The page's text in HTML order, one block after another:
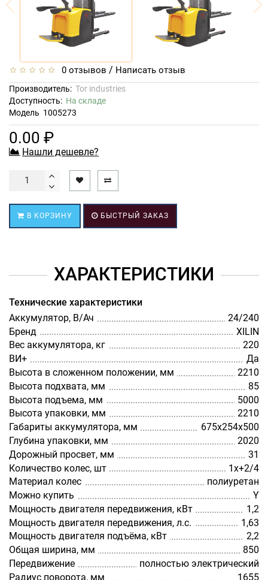
0 отзывов / Написать отзыв
Производитель: Tor industries
Доступность: На складе
Модель 1005273
0.00 ₽
Нашли дешевле?
В КОРЗИНУ БЫСТРЫЙ ЗАКАЗ
ХАРАКТЕРИСТИКИ
Технические характеристики
Аккумулятор, В/Ач
24/240
Бренд
XILIN
Вес аккумулятора, кг
220
ВИ+
Да
Высота в сложенном положении, мм
2210
Высота подхвата, мм
85
Высота подъема, мм
5000
Высота упаковки, мм
2210
Габариты аккумулятора, мм
675x254x500
Глубина упаковки, мм
2020
Дорожный просвет, мм
31
Количество колес, шт
1х+2/4
Материал колес
полиуретан
Можно купить
Y
Мощность двигателя передвижения, кВт
1,2
Мощность двигателя передвижения, л.с.
1,63
Мощность двигателя подъёма, кВт
2,2
Общая ширина, мм
850
Передвижение
полностью электрический
Радиус поворота, мм
1655